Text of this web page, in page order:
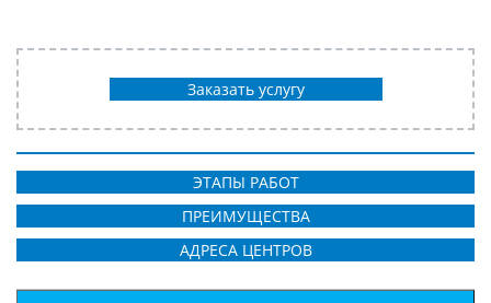
Заказать услугу
ЭТАПЫ РАБОТ
ПРЕИМУЩЕСТВА
АДРЕСА ЦЕНТРОВ